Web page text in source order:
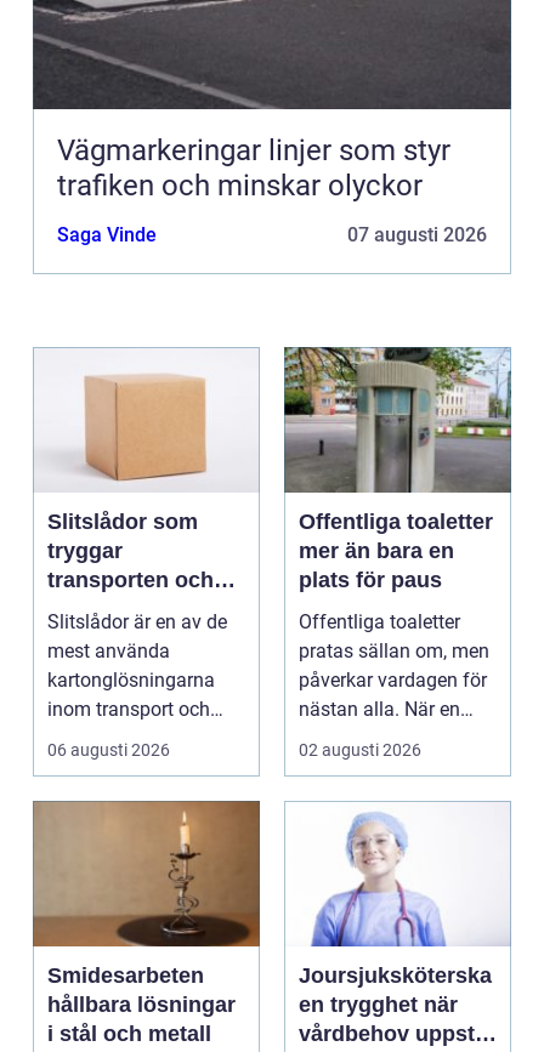
Vägmarkeringar linjer som styr
trafiken och minskar olyckor
Saga Vinde 07 augusti 2026
Slitslådor som
tryggar
transporten och
stärker varumärket
Slitslådor är en av de
mest använda
kartonglösningarna
inom transport och
logis...
06 augusti 2026
Offentliga toaletter
mer än bara en
plats för paus
Offentliga toaletter
pratas sällan om, men
påverkar vardagen för
nästan alla. När en
stad, park elle...
02 augusti 2026
Smidesarbeten
hållbara lösningar
i stål och metall
Joursjuksköterska
en trygghet när
vårdbehov uppstår